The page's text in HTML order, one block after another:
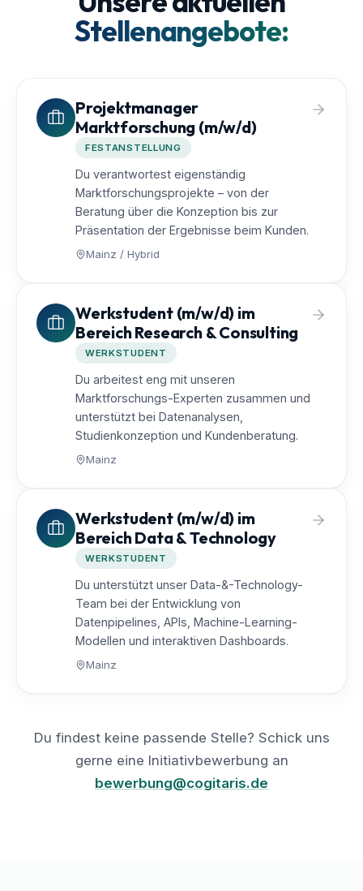
Stellenangebote:
Projektmanager
Marktforschung (m/w/d)
FESTANSTELLUNG
Du verantwortest eigenständig
Marktforschungsprojekte – von der
Beratung über die Konzeption bis zur
Präsentation der Ergebnisse beim Kunden.
Mainz / Hybrid
Werkstudent (m/w/d) im
Bereich Research & Consulting
WERKSTUDENT
Du arbeitest eng mit unseren
Marktforschungs-Experten zusammen und
unterstützt bei Datenanalysen,
Studienkonzeption und Kundenberatung.
Mainz
Werkstudent (m/w/d) im
Bereich Data & Technology
WERKSTUDENT
Du unterstützt unser Data-&-Technology-
Team bei der Entwicklung von
Datenpipelines, APIs, Machine-Learning-
Modellen und interaktiven Dashboards.
Mainz
Du findest keine passende Stelle? Schick uns
gerne eine Initiativbewerbung an
bewerbung@cogitaris.de